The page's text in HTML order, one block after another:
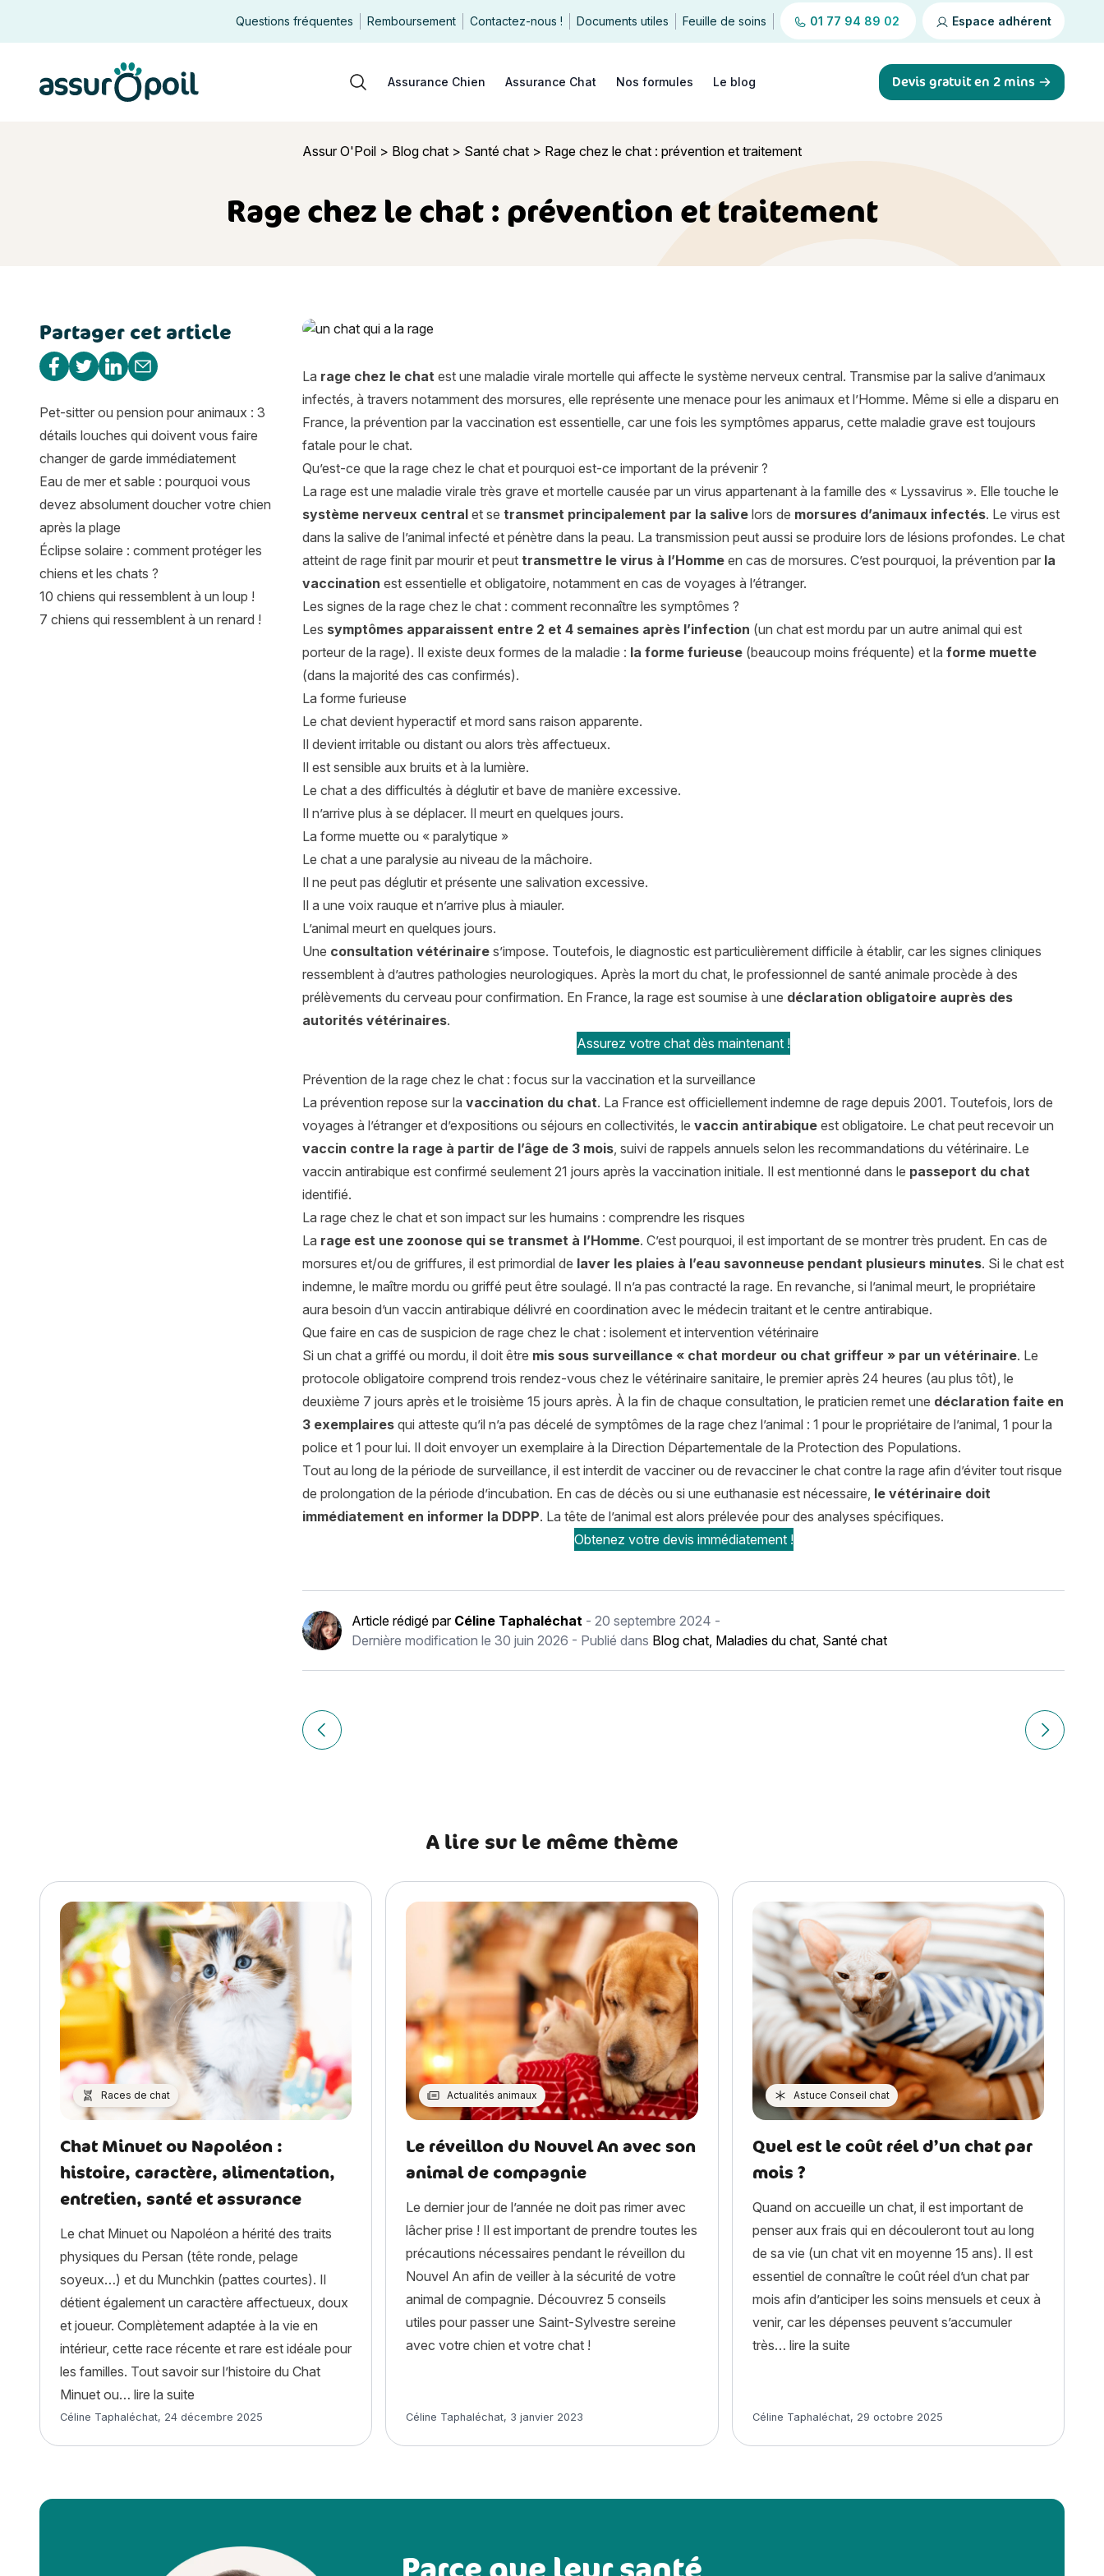
Questions fréquentes Remboursement Contactez-nous ! Documents utiles Feuille de soins 01 77 94 89 02 Espace adhérent
Rechercher
Assurance Chien Assurance Chat Nos formules Le blog Devis gratuit en 2 mins
Assur O'Poil > Blog chat > Santé chat > Rage chez le chat : prévention et traitement
Rage chez le chat : prévention et traitement
Rage chez le chat : prévention et traitement
La rage chez le chat est une maladie virale mortelle qui affecte le système nerveux central. Transmise par la salive d’animaux
infectés, à travers notamment des morsures, elle représente une menace pour les animaux et l’Homme. Même si elle a disparu en
France, la prévention par la vaccination est essentielle, car une fois les symptômes apparus, cette maladie grave est toujours
fatale pour le chat.
Qu’est-ce que la rage chez le chat et pourquoi est-ce important de la prévenir ?
La rage est une maladie virale très grave et mortelle causée par un virus appartenant à la famille des « Lyssavirus ». Elle touche le
système nerveux central et se transmet principalement par la salive lors de morsures d’animaux infectés. Le virus est
dans la salive de l’animal infecté et pénètre dans la peau. La transmission peut aussi se produire lors de lésions profondes. Le chat
atteint de rage finit par mourir et peut transmettre le virus à l’Homme en cas de morsures. C’est pourquoi, la prévention par la
vaccination est essentielle et obligatoire, notamment en cas de voyages à l’étranger.
Les signes de la rage chez le chat : comment reconnaître les symptômes ?
Les symptômes apparaissent entre 2 et 4 semaines après l’infection (un chat est mordu par un autre animal qui est
porteur de la rage). Il existe deux formes de la maladie : la forme furieuse (beaucoup moins fréquente) et la forme muette
(dans la majorité des cas confirmés).
La forme furieuse
Le chat devient hyperactif et mord sans raison apparente.
Il devient irritable ou distant ou alors très affectueux.
Il est sensible aux bruits et à la lumière.
Le chat a des difficultés à déglutir et bave de manière excessive.
Il n’arrive plus à se déplacer. Il meurt en quelques jours.
La forme muette ou « paralytique »
Le chat a une paralysie au niveau de la mâchoire.
Il ne peut pas déglutir et présente une salivation excessive.
Il a une voix rauque et n’arrive plus à miauler.
L’animal meurt en quelques jours.
Une consultation vétérinaire s’impose. Toutefois, le diagnostic est particulièrement difficile à établir, car les signes cliniques
ressemblent à d’autres pathologies neurologiques. Après la mort du chat, le professionnel de santé animale procède à des
prélèvements du cerveau pour confirmation. En France, la rage est soumise à une déclaration obligatoire auprès des
autorités vétérinaires.
Assurez votre chat dès maintenant !
Prévention de la rage chez le chat : focus sur la vaccination et la surveillance
La prévention repose sur la vaccination du chat. La France est officiellement indemne de rage depuis 2001. Toutefois, lors de
voyages à l’étranger et d’expositions ou séjours en collectivités, le vaccin antirabique est obligatoire. Le chat peut recevoir un
vaccin contre la rage à partir de l’âge de 3 mois, suivi de rappels annuels selon les recommandations du vétérinaire. Le
vaccin antirabique est confirmé seulement 21 jours après la vaccination initiale. Il est mentionné dans le passeport du chat
identifié.
La rage chez le chat et son impact sur les humains : comprendre les risques
La rage est une zoonose qui se transmet à l’Homme. C’est pourquoi, il est important de se montrer très prudent. En cas de
morsures et/ou de griffures, il est primordial de laver les plaies à l’eau savonneuse pendant plusieurs minutes. Si le chat est
indemne, le maître mordu ou griffé peut être soulagé. Il n’a pas contracté la rage. En revanche, si l’animal meurt, le propriétaire
aura besoin d’un vaccin antirabique délivré en coordination avec le médecin traitant et le centre antirabique.
Que faire en cas de suspicion de rage chez le chat : isolement et intervention vétérinaire
Si un chat a griffé ou mordu, il doit être mis sous surveillance « chat mordeur ou chat griffeur » par un vétérinaire. Le
protocole obligatoire comprend trois rendez-vous chez le vétérinaire sanitaire, le premier après 24 heures (au plus tôt), le
deuxième 7 jours après et le troisième 15 jours après. À la fin de chaque consultation, le praticien remet une déclaration faite en
3 exemplaires qui atteste qu’il n’a pas décelé de symptômes de la rage chez l’animal : 1 pour le propriétaire de l’animal, 1 pour la
police et 1 pour lui. Il doit envoyer un exemplaire à la Direction Départementale de la Protection des Populations.
Tout au long de la période de surveillance, il est interdit de vacciner ou de revacciner le chat contre la rage afin d’éviter tout risque
de prolongation de la période d’incubation. En cas de décès ou si une euthanasie est nécessaire, le vétérinaire doit
immédiatement en informer la DDPP. La tête de l’animal est alors prélevée pour des analyses spécifiques.
Obtenez votre devis immédiatement !
Article rédigé par Céline Taphaléchat - 20 septembre 2024 -
Dernière modification le 30 juin 2026 - Publié dans Blog chat, Maladies du chat, Santé chat
Navigation
de
Article précédent Aoûtats chez le chien : comment les éviter et les traiter ? Article
Partager cet article
Partager sur Facebook
Partager sur Twitter
Partager sur Linkedin
Partager par e-mail
Pet-sitter ou pension pour animaux : 3
détails louches qui doivent vous faire
changer de garde immédiatement
Eau de mer et sable : pourquoi vous
devez absolument doucher votre chien
après la plage
Éclipse solaire : comment protéger les
chiens et les chats ?
10 chiens qui ressemblent à un loup !
7 chiens qui ressemblent à un renard !
A lire sur le même thème
Races de chat
Chat Minuet ou Napoléon :
histoire, caractère, alimentation,
entretien, santé et assurance
Le chat Minuet ou Napoléon a hérité des traits
physiques du Persan (tête ronde, pelage
soyeux…) et du Munchkin (pattes courtes). Il
détient également un caractère affectueux, doux
et joueur. Complètement adaptée à la vie en
intérieur, cette race récente et rare est idéale pour
les familles. Tout savoir sur l’histoire du Chat
Minuet ou… lire la suite
Article rédigé par
Céline Taphaléchat, 24 décembre 2025
Actualités animaux
Le réveillon du Nouvel An avec son
animal de compagnie
Le dernier jour de l’année ne doit pas rimer avec
lâcher prise ! Il est important de prendre toutes les
précautions nécessaires pendant le réveillon du
Nouvel An afin de veiller à la sécurité de votre
animal de compagnie. Découvrez 5 conseils
utiles pour passer une Saint-Sylvestre sereine
avec votre chien et votre chat !
Article rédigé par
Céline Taphaléchat, 3 janvier 2023
Astuce Conseil chat
Quel est le coût réel d’un chat par
mois ?
Quand on accueille un chat, il est important de
penser aux frais qui en découleront tout au long
de sa vie (un chat vit en moyenne 15 ans). Il est
essentiel de connaître le coût réel d’un chat par
mois afin d’anticiper les soins mensuels et ceux à
venir, car les dépenses peuvent s’accumuler
très… lire la suite« Quel est le coût réel d’un chat par mois ?
Article rédigé par
Céline Taphaléchat, 29 octobre 2025